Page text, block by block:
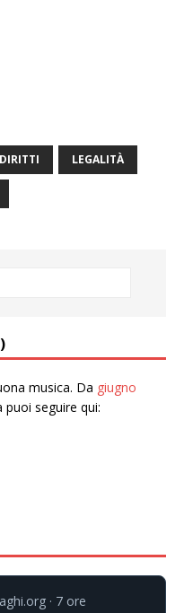
DIRITTI LEGALITÀ
musica. Da giugno
seguire qui:
7 ore